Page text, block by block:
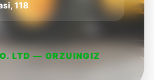
118
LTD — ORZUINGIZ